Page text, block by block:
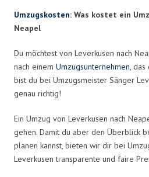
Umzugskosten: Was kostet ein
Neapel
Du möchtest von Leverkusen nach
nach einem Umzugsunternehmen, das
bist du bei Umzugsmeister Sänger
genau richtig!
Ein Umzug von Leverkusen nach
gehen. Damit du aber den Überblick
planen kannst, bieten wir dir bei
Leverkusen transparente und faire